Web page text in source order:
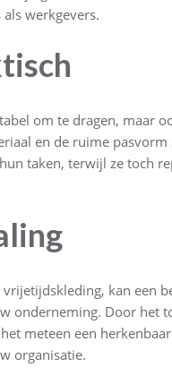
werkgevers.
om te dragen, maar
en de ruime
taken, terwijl ze toch
kan een
onderneming. Door het
meteen een
organisatie.